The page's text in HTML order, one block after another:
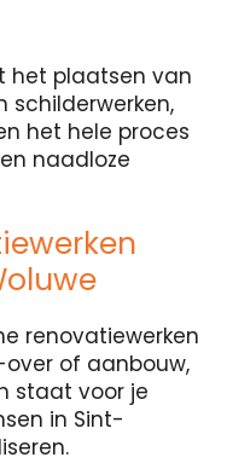
het plaatsen van
schilderwerken,
het hele proces
naadloze
renovatiewerken
of aanbouw,
staat voor je
in Sint-